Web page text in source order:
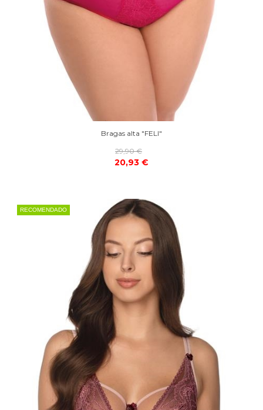
Bragas alta "FELI"
29,90 €
20,93 €
RECOMENDADO